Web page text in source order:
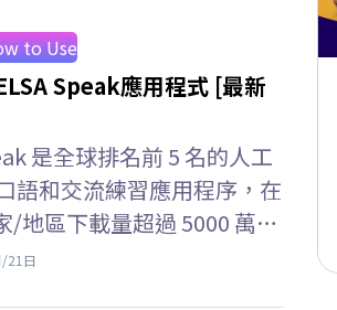
to Use
Speak應用程式 [最新
是全球排名前 5 名的人工
語和交流練習應用程序，在
/地區下載量超過 5000 萬
許多人仍然對ELSA…
21日